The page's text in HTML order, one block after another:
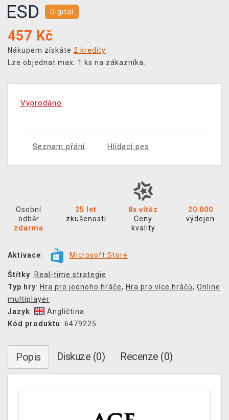
ESD
Digital
457 Kč
Nákupem získáte 2 kredity
Lze objednat max. 1 ks na zákazníka.
Vyprodáno
Seznam přání Hlídací pes
Osobní
odběr
zdarma
25 let
zkušeností
8x vítěz
Ceny
kvality
20 000
výdejen
Aktivace: Microsoft Store
Štítky: Real-time strategie
Typ hry: Hra pro jednoho hráče, Hra pro více hráčů, Online
multiplayer
Jazyk:
Angličtina
Kód produktu: 6479225
Popis Diskuze (0) Recenze (0)